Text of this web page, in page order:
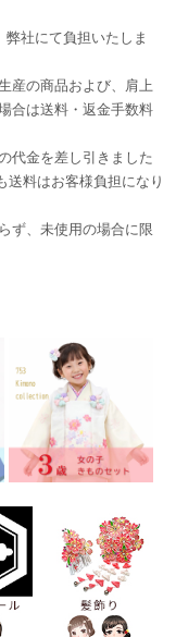
社にて負担いたしま
産の商品および、肩上
合は送料・返金手数料
代金を差し引きました
送料はお客様負担になり
ず、未使用の場合に限